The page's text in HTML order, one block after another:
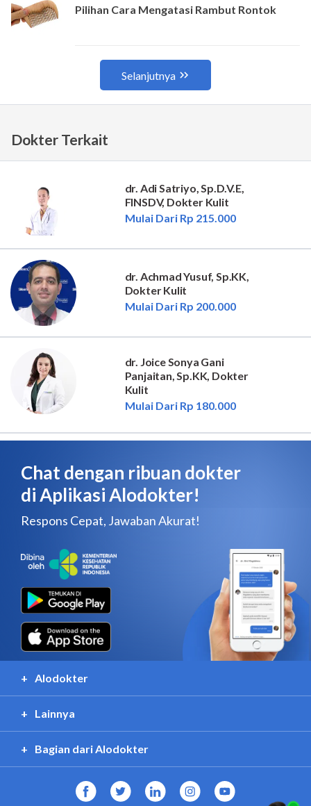
Dokter Terkait